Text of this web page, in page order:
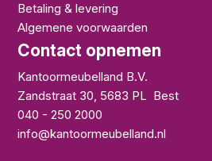
Betaling & levering
Algemene voorwaarden
Contact opnemen
Kantoormeubelland B.V.
Zandstraat 30, 5683 PL Best
040 - 250 2000
info@kantoormeubelland.nl